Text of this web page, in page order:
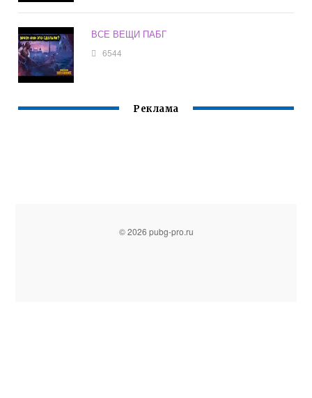
ВСЕ ВЕЩИ ПАБГ
6544
Реклама
© 2026 pubg-pro.ru